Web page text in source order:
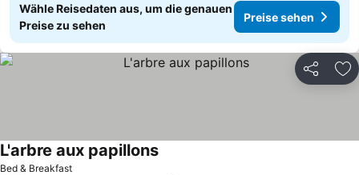
Wähle Reisedaten aus, um die genauen
Preise zu sehen
Preise sehen
Teilen
Bed & Breakfast
L'arbre aux papillons